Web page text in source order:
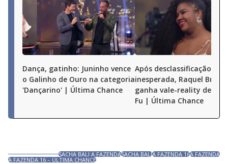
Dança, gatinho: Juninho vence
o Galinho de Ouro na categoria
'Dançarino' | Última Chance
Após desclassificação
inesperada, Raquel Brito
ganha vale-reality de
Fu | Última Chance
SACHA BALI A FAZENDASACHA BALIA FAZENDA 16A FAZENDA
A FAZENDA 16 – ÚLTIMA CHANCE